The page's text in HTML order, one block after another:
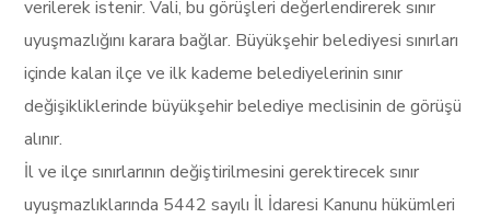
verilerek istenir. Vali, bu görüşleri değerlendirerek sınır
uyuşmazlığını karara bağlar. Büyükşehir belediyesi sınırları
içinde kalan ilçe ve ilk kademe belediyelerinin sınır
değişikliklerinde büyükşehir belediye meclisinin de görüşü
alınır.
İl ve ilçe sınırlarının değiştirilmesini gerektirecek sınır
uyuşmazlıklarında 5442 sayılı İl İdaresi Kanunu hükümleri